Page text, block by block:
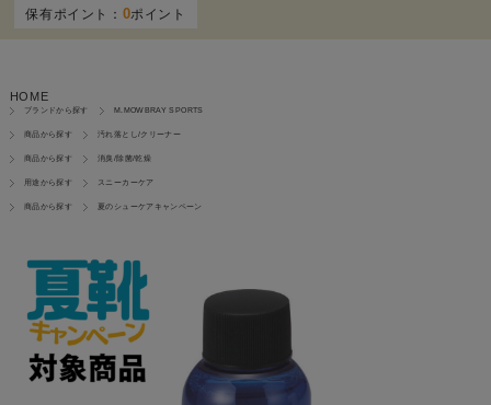
保有ポイント： 0ポイント
HOME
ブランドから探す M.MOWBRAY SPORTS
商品から探す 汚れ落とし/クリーナー
商品から探す 消臭/除菌/乾燥
用途から探す スニーカーケア
商品から探す 夏のシューケアキャンペーン